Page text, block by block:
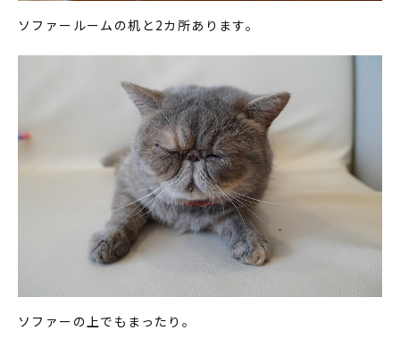
ソファールームの机と2カ所あります。
ソファーの上でもまったり。